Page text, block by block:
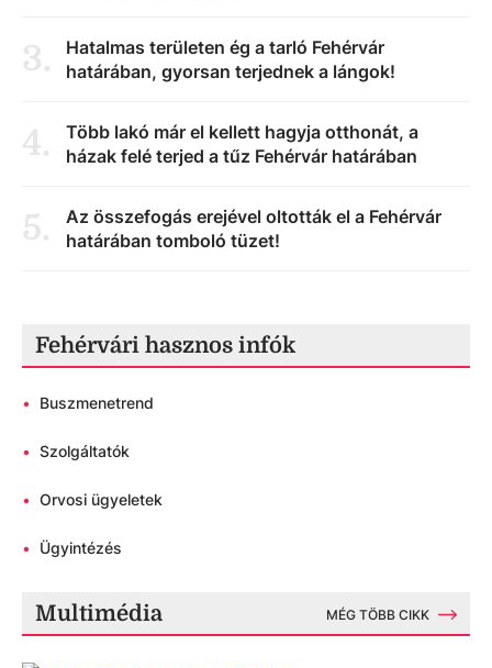
3.
Hatalmas területen ég a tarló Fehérvár
határában, gyorsan terjednek a lángok!
4.
Több lakó már el kellett hagyja otthonát, a
házak felé terjed a tűz Fehérvár határában
5.
Az összefogás erejével oltották el a Fehérvár
határában tomboló tüzet!
Fehérvári hasznos infók
• Buszmenetrend
• Szolgáltatók
• Orvosi ügyeletek
• Ügyintézés
Multimédia MÉG TÖBB CIKK